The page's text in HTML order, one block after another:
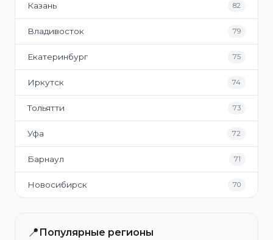
Казань 82
Владивосток 79
Екатеринбург 75
Иркутск 74
Тольятти 73
Уфа 72
Барнаул 71
Новосибирск 70
📍 Популярные регионы